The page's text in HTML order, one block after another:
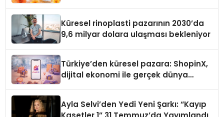
Küresel rinoplasti pazarının 2030’da
9,6 milyar dolara ulaşması bekleniyor
Türkiye’den küresel pazara: ShopinX,
dijital ekonomi ile gerçek dünya
Ayla Selvi’den Yedi Yeni Şarkı: “Kayıp